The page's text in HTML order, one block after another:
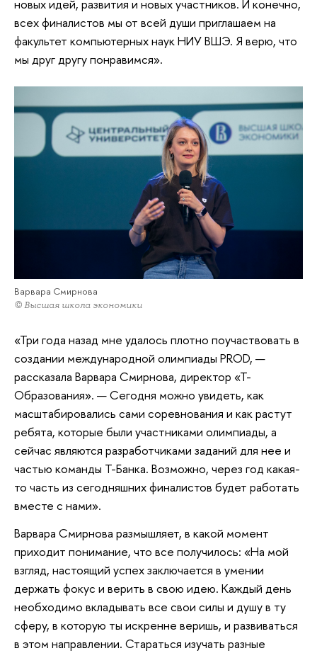
новых идей, развития и новых участников. И конечно,
всех финалистов мы от всей души приглашаем на
факультет компьютерных наук НИУ ВШЭ. Я верю, что
мы друг другу понравимся».
Варвара Смирнова
© Высшая школа экономики
«Три года назад мне удалось плотно поучаствовать в
создании международной олимпиады PROD, —
рассказала Варвара Смирнова, директор «Т-
Образования». — Сегодня можно увидеть, как
масштабировались сами соревнования и как растут
ребята, которые были участниками олимпиады, а
сейчас являются разработчиками заданий для нее и
частью команды Т-Банка. Возможно, через год какая-
то часть из сегодняшних финалистов будет работать
вместе с нами».
Варвара Смирнова размышляет, в какой момент
приходит понимание, что все получилось: «На мой
взгляд, настоящий успех заключается в умении
держать фокус и верить в свою идею. Каждый день
необходимо вкладывать все свои силы и душу в ту
сферу, в которую ты искренне веришь, и развиваться
в этом направлении. Стараться изучать разные